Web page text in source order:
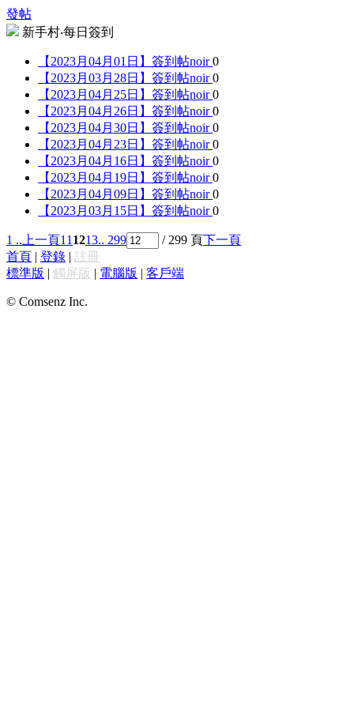
發帖
新手村‧每日簽到
【2023月04月01日】簽到帖noir 0
【2023月03月28日】簽到帖noir 0
【2023月04月25日】簽到帖noir 0
【2023月04月26日】簽到帖noir 0
【2023月04月30日】簽到帖noir 0
【2023月04月23日】簽到帖noir 0
【2023月04月16日】簽到帖noir 0
【2023月04月19日】簽到帖noir 0
【2023月04月09日】簽到帖noir 0
【2023月03月15日】簽到帖noir 0
1 .. 上一頁11 1213.. 299 / 299 頁下一頁
首頁 | 登錄 | 註冊
標準版 | 觸屏版 | 電腦版 | 客戶端
© Comsenz Inc.